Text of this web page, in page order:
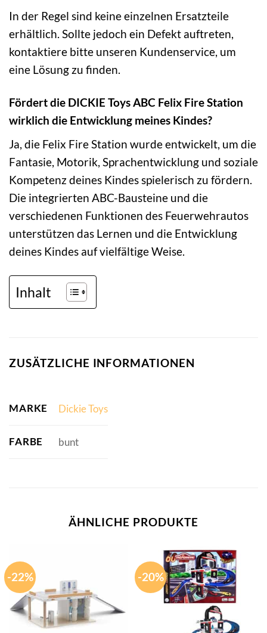
In der Regel sind keine einzelnen Ersatzteile
erhältlich. Sollte jedoch ein Defekt auftreten,
kontaktiere bitte unseren Kundenservice, um
eine Lösung zu finden.
Fördert die DICKIE Toys ABC Felix Fire Station
wirklich die Entwicklung meines Kindes?
Ja, die Felix Fire Station wurde entwickelt, um die
Fantasie, Motorik, Sprachentwicklung und soziale
Kompetenz deines Kindes spielerisch zu fördern.
Die integrierten ABC-Bausteine und die
verschiedenen Funktionen des Feuerwehrautos
unterstützen das Lernen und die Entwicklung
deines Kindes auf vielfältige Weise.
Inhalt
ZUSÄTZLICHE INFORMATIONEN
MARKE Dickie Toys
FARBE bunt
ÄHNLICHE PRODUKTE
-22% -20%